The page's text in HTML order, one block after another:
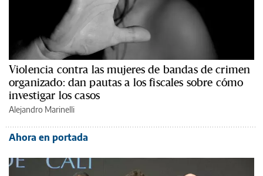
Violencia contra las mujeres de bandas de crimen
organizado: dan pautas a los fiscales sobre cómo
investigar los casos
Alejandro Marinelli
Ahora en portada